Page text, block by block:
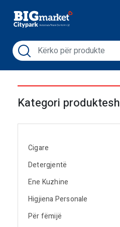
Kategori produktesh
Cigare
Detergjentë
Ene Kuzhine
Higjiena Personale
Për fëmijë